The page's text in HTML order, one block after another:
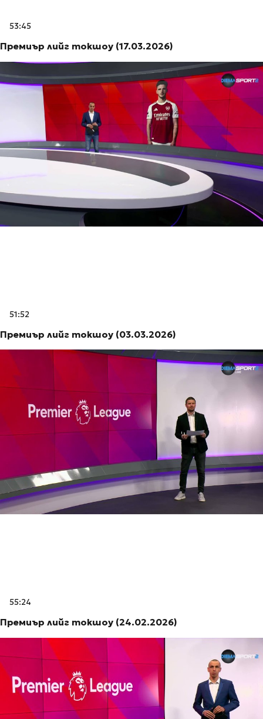
53:45
Премиър лийг токшоу (17.03.2026)
51:52
Премиър лийг токшоу (03.03.2026)
55:24
Премиър лийг токшоу (24.02.2026)